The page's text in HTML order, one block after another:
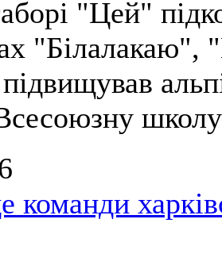
"Цей"
"Білалакаю",
команди